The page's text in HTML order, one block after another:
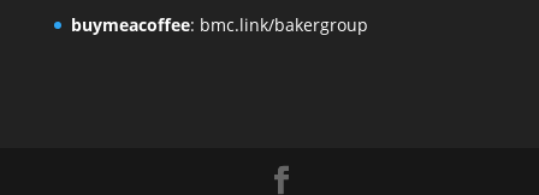
buymeacoffee: bmc.link/bakergroup